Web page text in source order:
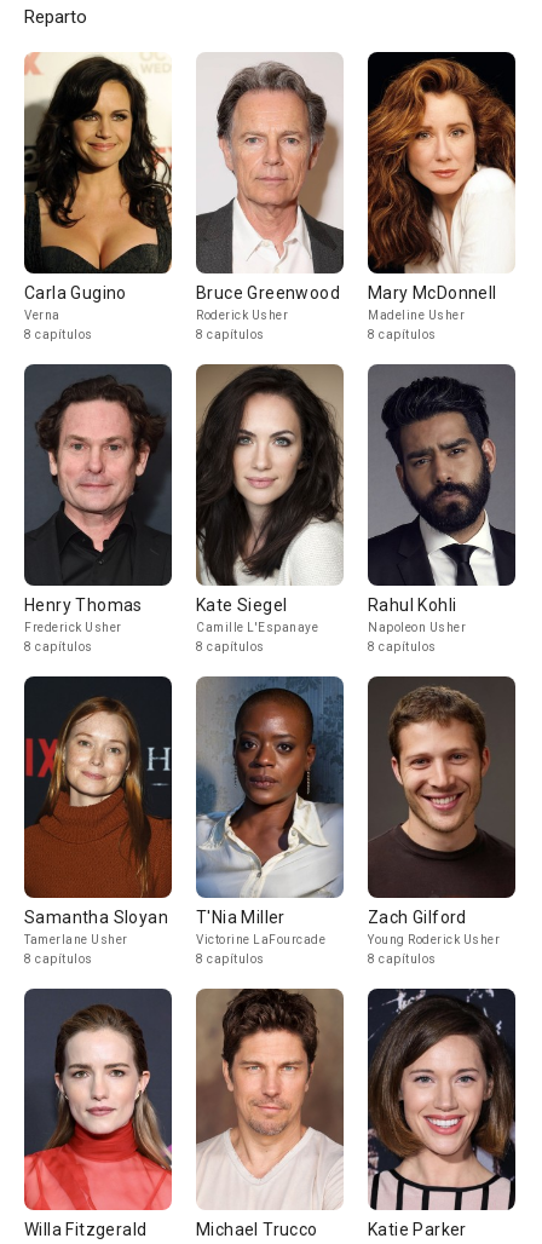
Reparto
Carla Gugino
Verna
8 capítulos
Bruce Greenwood
Roderick Usher
8 capítulos
Mary McDonnell
Madeline Usher
8 capítulos
Henry Thomas
Frederick Usher
8 capítulos
Kate Siegel
Camille L'Espanaye
8 capítulos
Rahul Kohli
Napoleon Usher
8 capítulos
Samantha Sloyan
Tamerlane Usher
8 capítulos
T'Nia Miller
Victorine LaFourcade
8 capítulos
Zach Gilford
Young Roderick Usher
8 capítulos
Willa Fitzgerald Michael Trucco Katie Parker